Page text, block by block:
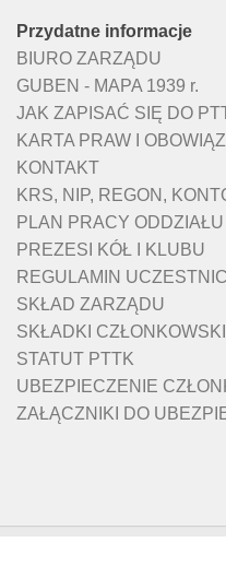
Przydatne informacje
BIURO ZARZĄDU
GUBEN - MAPA 1939 r.
JAK ZAPISAĆ SIĘ DO
KARTA PRAW I
KONTAKT
KRS, NIP, REGON,
PLAN PRACY
PREZESI KÓŁ I KLUBU
REGULAMIN
SKŁAD ZARZĄDU
SKŁADKI
STATUT PTTK
UBEZPIECZENIE
ZAŁĄCZNIKI DO